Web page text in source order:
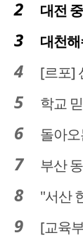
대전 중수
대천
[르포] 선
학교 믿
돌아오는
부산
"서산 한우
[교육부 하반기